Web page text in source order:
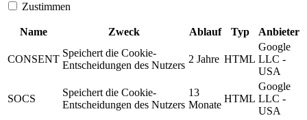
Zustimmen
Name Zweck Ablauf Typ Anbieter
CONSENT
Speichert die Cookie-
Entscheidungen des Nutzers
2 Jahre HTML
Google
LLC -
USA
SOCS
Speichert die Cookie-
Entscheidungen des Nutzers
13
Monate
HTML
Google
LLC -
USA